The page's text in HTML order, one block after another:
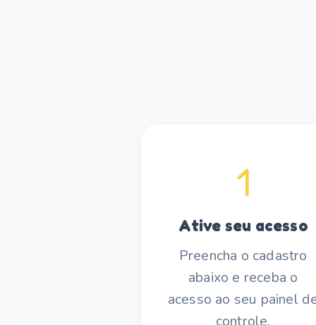
1
Ative seu acesso
Preencha o cadastro
abaixo e receba o
acesso ao seu painel
controle.